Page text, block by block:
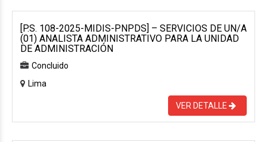
[P.S. 108-2025-MIDIS-PNPDS] – SERVICIOS DE UN/A
(01) ANALISTA ADMINISTRATIVO PARA LA UNIDAD
DE ADMINISTRACIÓN
Concluido
Lima
VER DETALLE